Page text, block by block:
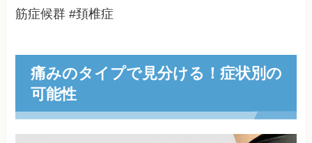
筋症候群 #頚椎症
痛みのタイプで見分ける！症状別の
可能性